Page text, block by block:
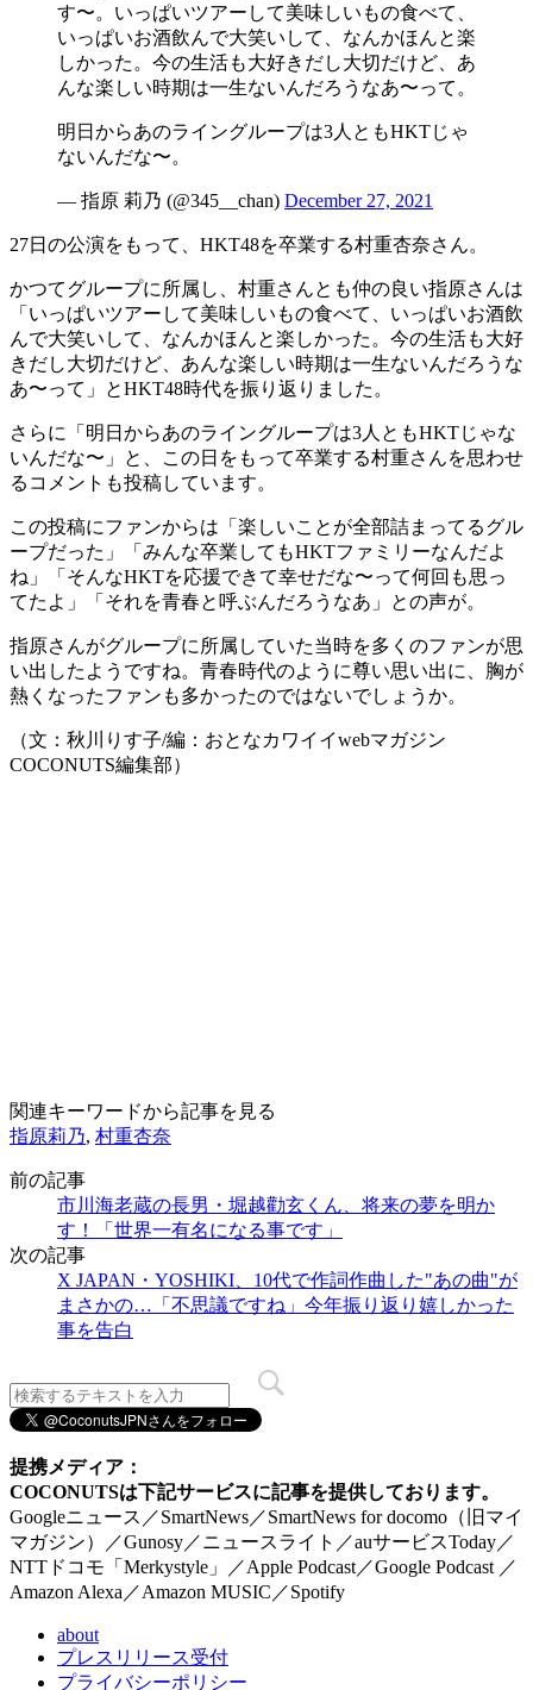
す〜。いっぱいツアーして美味しいもの食べて、
いっぱいお酒飲んで大笑いして、なんかほんと楽
しかった。今の生活も大好きだし大切だけど、あ
んな楽しい時期は一生ないんだろうなあ〜って。
明日からあのライングループは3人ともHKTじゃ
ないんだな〜。
— 指原 莉乃 (@345__chan) December 27, 2021
27日の公演をもって、HKT48を卒業する村重杏奈さん。
かつてグループに所属し、村重さんとも仲の良い指原さんは
「いっぱいツアーして美味しいもの食べて、いっぱいお酒飲
んで大笑いして、なんかほんと楽しかった。今の生活も大好
きだし大切だけど、あんな楽しい時期は一生ないんだろうな
あ〜って」とHKT48時代を振り返りました。
さらに「明日からあのライングループは3人ともHKTじゃな
いんだな〜」と、この日をもって卒業する村重さんを思わせ
るコメントも投稿しています。
この投稿にファンからは「楽しいことが全部詰まってるグル
ープだった」「みんな卒業してもHKTファミリーなんだよ
ね」「そんなHKTを応援できて幸せだな〜って何回も思っ
てたよ」「それを青春と呼ぶんだろうなあ」との声が。
指原さんがグループに所属していた当時を多くのファンが思
い出したようですね。青春時代のように尊い思い出に、胸が
熱くなったファンも多かったのではないでしょうか。
（文：秋川りす子/編：おとなカワイイwebマガジン
COCONUTS編集部）
関連キーワードから記事を見る
指原莉乃, 村重杏奈
前の記事
市川海老蔵の長男・堀越勸玄くん、将来の夢を明か
す！「世界一有名になる事です」
次の記事
X JAPAN・YOSHIKI、10代で作詞作曲した"あの曲"が
まさかの…「不思議ですね」今年振り返り嬉しかった
事を告白
提携メディア：
COCONUTSは下記サービスに記事を提供しております。
Googleニュース／SmartNews／SmartNews for docomo（旧マイ
マガジン）／Gunosy／ニュースライト／auサービスToday／
NTTドコモ「Merkystyle」／Apple Podcast／Google Podcast ／
Amazon Alexa／Amazon MUSIC／Spotify
about
プレスリリース受付
プライバシーポリシー